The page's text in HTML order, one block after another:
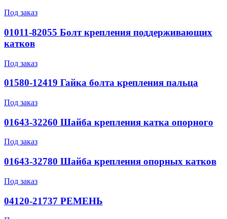
Под заказ
01011-82055 Болт крепления поддерживающих
катков
Под заказ
01580-12419 Гайка болта крепления пальца
Под заказ
01643-32260 Шайба крепления катка опорного
Под заказ
01643-32780 Шайба крепления опорных катков
Под заказ
04120-21737 РЕМЕНЬ